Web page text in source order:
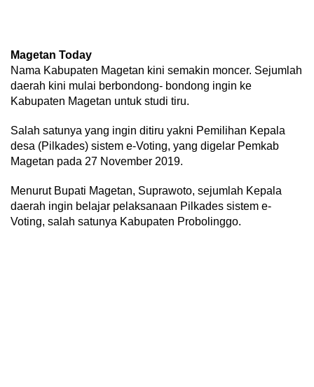
Magetan Today
Nama Kabupaten Magetan kini semakin moncer. Sejumlah
daerah kini mulai berbondong- bondong ingin ke
Kabupaten Magetan untuk studi tiru.
Salah satunya yang ingin ditiru yakni Pemilihan Kepala
desa (Pilkades) sistem e-Voting, yang digelar Pemkab
Magetan pada 27 November 2019.
Menurut Bupati Magetan, Suprawoto, sejumlah Kepala
daerah ingin belajar pelaksanaan Pilkades sistem e-
Voting, salah satunya Kabupaten Probolinggo.